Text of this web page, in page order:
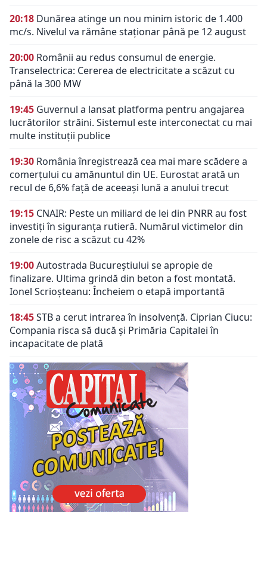
20:18 Dunărea atinge un nou minim istoric de 1.400
mc/s. Nivelul va rămâne staționar până pe 12 august
20:00 Românii au redus consumul de energie.
Transelectrica: Cererea de electricitate a scăzut cu
până la 300 MW
19:45 Guvernul a lansat platforma pentru angajarea
lucrătorilor străini. Sistemul este interconectat cu mai
multe instituții publice
19:30 România înregistrează cea mai mare scădere a
comerțului cu amănuntul din UE. Eurostat arată un
recul de 6,6% față de aceeași lună a anului trecut
19:15 CNAIR: Peste un miliard de lei din PNRR au fost
investiți în siguranța rutieră. Numărul victimelor din
zonele de risc a scăzut cu 42%
19:00Autostrada Bucureștiului se apropie de
finalizare. Ultima grindă din beton a fost montată.
Ionel Scrioșteanu: Încheiem o etapă importantă
18:45STB a cerut intrarea în insolvență. Ciprian Ciucu:
Compania risca să ducă și Primăria Capitalei în
incapacitate de plată